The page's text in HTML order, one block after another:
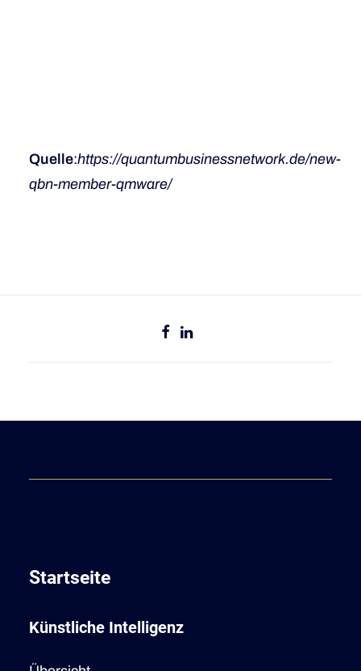
Quelle:https://quantumbusinessnetwork.de/new-
qbn-member-qmware/
Startseite
Künstliche Intelligenz